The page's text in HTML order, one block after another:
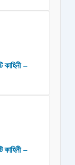
কাহিনী –
কাহিনী –